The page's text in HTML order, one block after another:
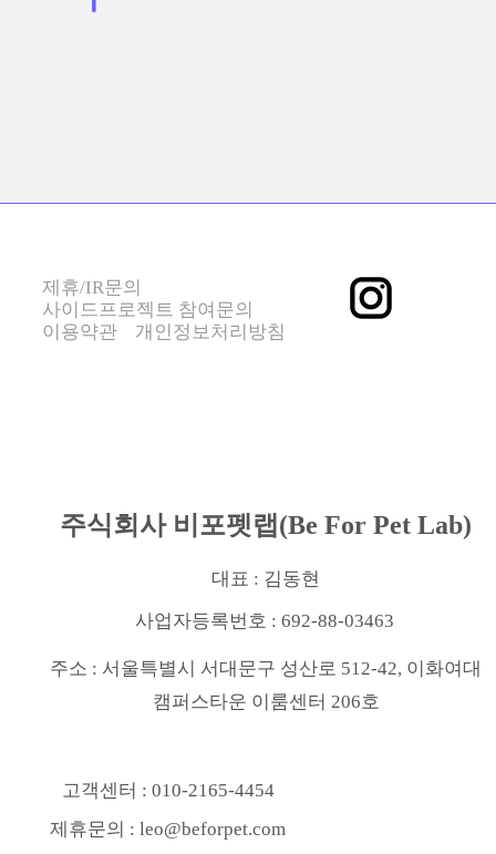
제휴/IR문의
사이드프로젝트 참여문의
이용약관
개인정보처리방침
주식회사 비포펫랩(Be For Pet Lab)
대표 : 김동현
사업자등록번호 : 692-88-03463
주소 : 서울특별시 서대문구 성산로 512-42, 이화여대
캠퍼스타운 이룸센터 206호
고객센터 : 010-2165-4454
제휴문의 : leo@beforpet.com